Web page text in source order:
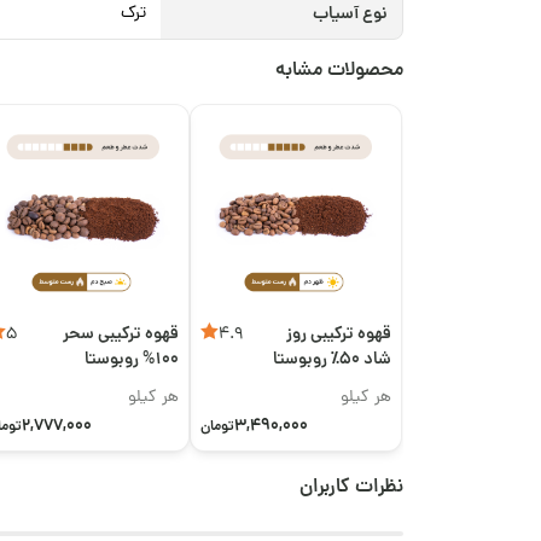
نوع آسیاب ترک
محصولات مشابه
قهوه ترکیبی روز
شاد ۵۰٪ روبوستا
4.9
هر کیلو
3,490,000تومان
قهوه ترکیبی سحر
100% روبوستا
اقتصادی
5
هر کیلو
2,777,000
نظرات کاربران